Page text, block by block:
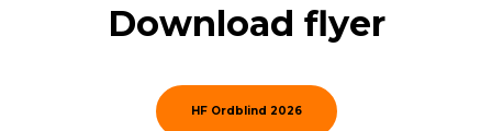
Down­lo­ad flyer
HF Ordblind 2026